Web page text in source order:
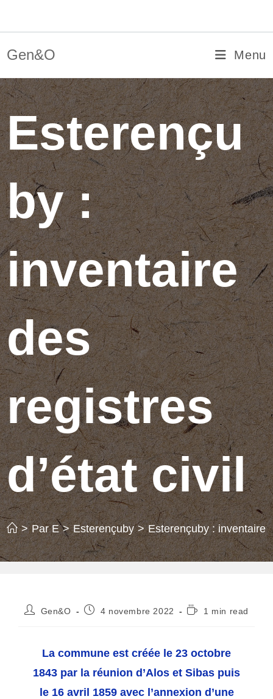
Gen&O Menu
Esterençu
by :
inventaire
des
registres
d’état civil
> Par E > Esterençuby > Esterençuby : inventaire
Auteur/autrice
Gen&O
Publication
4 novembre 2022
Temps1 min read
La commune est créée le 23 octobre
1843 par la réunion d’Alos et Sibas puis
le 16 avril 1859 avec l’annexion d’une